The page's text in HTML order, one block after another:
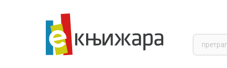
Products
search